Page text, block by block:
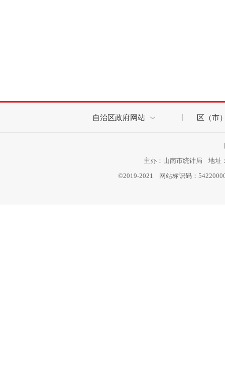
自治区政府网站 区（市
主办：山南市统计局 地址
©2019-2021 网站标识码：